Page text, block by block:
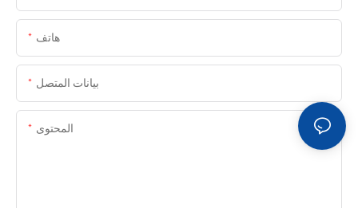
هاتف
بيانات المتصل
المحتوى